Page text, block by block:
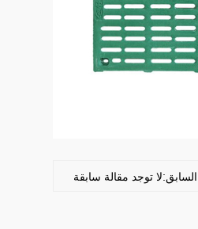
السابق:لا توجد مقالة سابقة